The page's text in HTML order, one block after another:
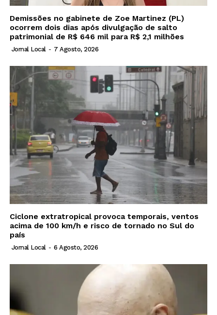
Demissões no gabinete de Zoe Martinez (PL)
ocorrem dois dias após divulgação de salto
patrimonial de R$ 646 mil para R$ 2,1 milhões
Jornal Local - 7 Agosto, 2026
Ciclone extratropical provoca temporais, ventos
acima de 100 km/h e risco de tornado no Sul do
país
Jornal Local - 6 Agosto, 2026